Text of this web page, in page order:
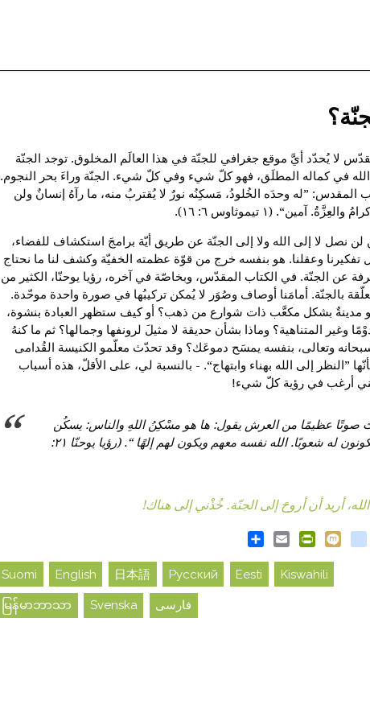
لا يُحدّد أيَّ موقع جغرافي للجنّة في هذا العالَم المخلوق. توجد الجنّة
في كماله المطلَق، فهو كلّ شيء وفي كلّ شيء. الجنّة وراءَ بحر النجوم.
المقدس: ”له وحدَه الخُلودُ، مَسكِنُه نورٌ لا يُقتربُ منه، ما رآهُ إنسانٌ ولن
آمين“. (١ تيموثاوس ٦: ١٦).
لن نصل لا إلى الله ولا إلى الجنّة عن طريق أيّة برامجَ استكشاف للفضاء،
تفكيرنا وعقلنا. هو بنفسه خرج من قوّة عظمته الخفيّة وكشف لنا ما نحتاج
عن الجنّة. في الكتاب المقدّس، وبخاصّة في آخره، رؤيا يوحنّا، الكثير من
بالجنّة. أمامَنا أوصاف وصُوَر لا يُمكن تركيبُها في صورة واحدة موحّدة.
مدينةٌ بشكل مكعَّب ذات شوارع من ذهب؟ أو كيف ستظهر العبادة بنشوة،
وغير المتناهية؟ وماذا بشأن حديقة لا مثيلَ لرونفها وجمالها؟ ثم ما كنهُ
سبحانه وتعالى، بنفسه يمسَح دموعَك؟ وقد تحدّث معلّمو الكنيسة القُدامى
”النظر إلى الله بهناء وابتهاج“. - بالنسبة لي، على الأقلّ، هذه أسباب
أرغب في رؤية كلّ شيء!
عظيمًا من العرش يقول: ها هو مسْكِنُ اللهِ والناس: يسكُن
معهم ويكونون له شعوبًا. الله نفسه معهم ويكون لهم إلهًا “. (رؤيا يوحنّا ٢١:
أريد أن أروحَ إلى الجنّة. خُذْني إلى هناك!
Twitter
blogger_post
Mixi
PrintFriendly
Email
Suomi English 日本語 Русский Eesti Kiswahili
မြန်မာဘာသာ Svenska فارسی